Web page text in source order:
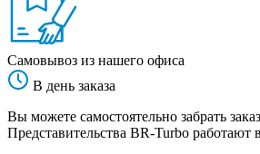
Самовывоз из нашего офиса
В день заказа
Вы можете самостоятельно забрать
Представительства BR-Turbo работают